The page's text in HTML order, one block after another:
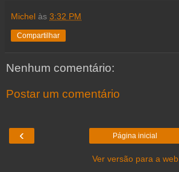
Michel às 3:32 PM
Compartilhar
Nenhum comentário:
Postar um comentário
‹ Página inicial
Ver versão para a web